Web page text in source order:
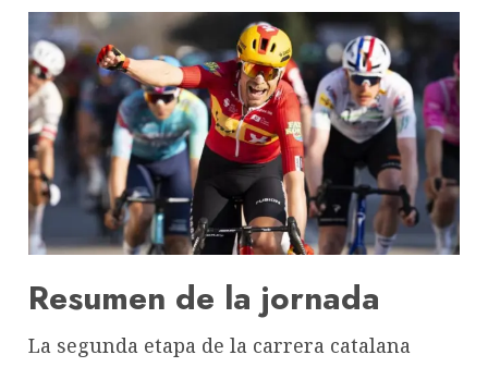
Resumen de la jornada
La segunda etapa de la carrera catalana